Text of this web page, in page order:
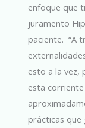
enfoque que
juramento
paciente. “A
esto a la vez,
esta
prácticas que